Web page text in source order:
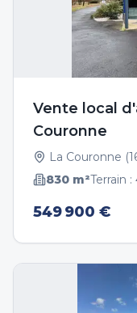
Vente local
Couronne
La Couronne (
830 m²Terrain :
549 900 €